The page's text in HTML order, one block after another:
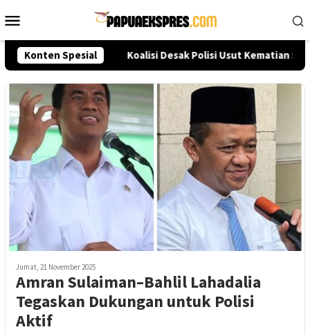
ke
Mobile
Konten Spesial
Akpol 2026 Koalisi Desak Polisi Usut Kematian
Jumat, 21 November 2025
Amran Sulaiman–Bahlil Lahadalia
Tegaskan Dukungan untuk Polisi
Aktif